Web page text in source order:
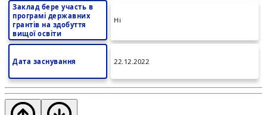
Заклад бере участь в
програмі державних
грантів на здобуття
вищої освіти
Ні
Дата заснування 22.12.2022